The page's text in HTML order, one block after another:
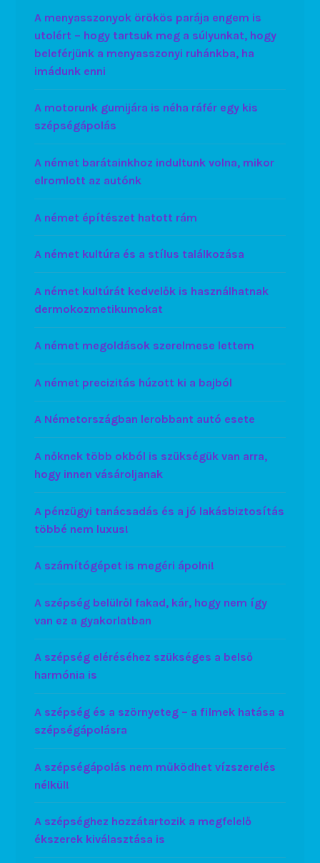
A menyasszonyok örökös parája engem is
utolért – hogy tartsuk meg a súlyunkat, hogy
beleférjünk a menyasszonyi ruhánkba, ha
imádunk enni
A motorunk gumijára is néha ráfér egy kis
szépségápolás
A német barátainkhoz indultunk volna, mikor
elromlott az autónk
A német építészet hatott rám
A német kultúra és a stílus találkozása
A német kultúrát kedvelők is használhatnak
dermokozmetikumokat
A német megoldások szerelmese lettem
A német precizitás húzott ki a bajból
A Németországban lerobbant autó esete
A nőknek több okból is szükségük van arra,
hogy innen vásároljanak
A pénzügyi tanácsadás és a jó lakásbiztosítás
többé nem luxus!
A számítógépet is megéri ápolni!
A szépség belülről fakad, kár, hogy nem így
van ez a gyakorlatban
A szépség eléréséhez szükséges a belső
harmónia is
A szépség és a szörnyeteg – a filmek hatása a
szépségápolásra
A szépségápolás nem működhet vízszerelés
nélkül!
A szépséghez hozzátartozik a megfelelő
ékszerek kiválasztása is